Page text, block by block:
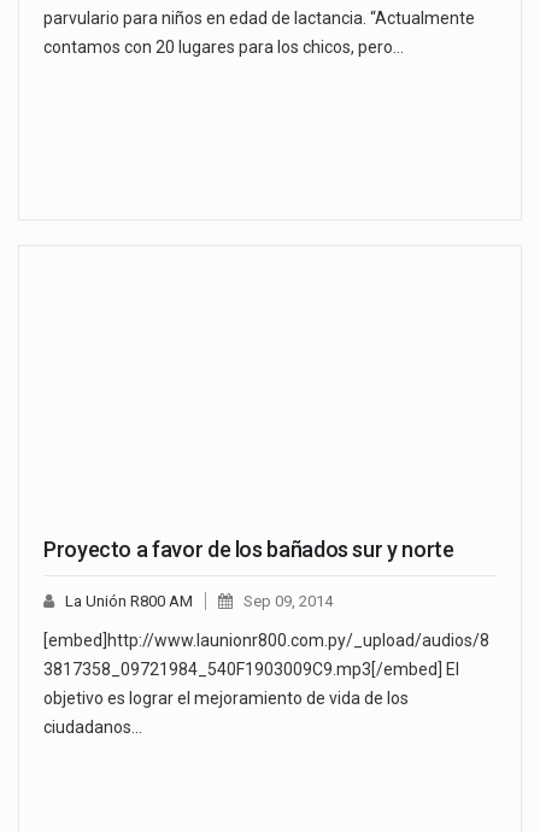
parvulario para niños en edad de lactancia. “Actualmente
contamos con 20 lugares para los chicos, pero…
Proyecto a favor de los bañados sur y norte
La Unión R800 AM Sep 09, 2014
[embed]http://www.launionr800.com.py/_upload/audios/8
3817358_09721984_540F1903009C9.mp3[/embed] El
objetivo es lograr el mejoramiento de vida de los
ciudadanos…